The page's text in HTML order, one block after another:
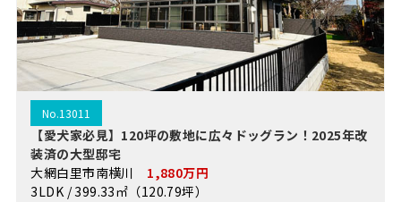
No.13011
【愛犬家必見】120坪の敷地に広々ドッグラン！2025年改
装済の大型邸宅
大網白里市南横川 1,880万円
3LDK / 399.33㎡（120.79坪）